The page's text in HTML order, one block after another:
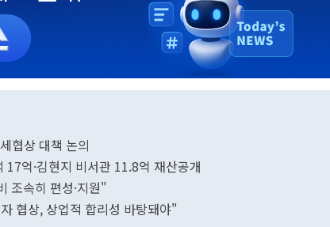
협상 대책 논의
억·김현지 비서관 11.8억 재산공개
조속히 편성·지원"
협상, 상업적 합리성 바탕돼야"